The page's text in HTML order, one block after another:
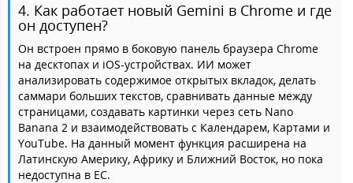
4. Как работает новый Gemini в Chrome и где
он доступен?
Он встроен прямо в боковую панель браузера Chrome
на десктопах и iOS-устройствах. ИИ может
анализировать содержимое открытых вкладок, делать
саммари больших текстов, сравнивать данные между
страницами, создавать картинки через сеть Nano
Banana 2 и взаимодействовать с Календарем, Картами и
YouTube. На данный момент функция расширена на
Латинскую Америку, Африку и Ближний Восток, но пока
недоступна в ЕС.